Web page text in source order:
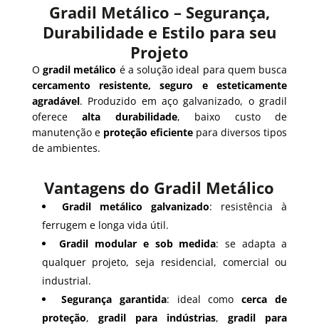
Gradil Metálico – Segurança,
Durabilidade e Estilo para seu
Projeto
Ogradil metálico é a solução ideal para quem busca
cercamento resistente, seguro e esteticamente
agradável. Produzido em aço galvanizado, o gradil
oferecealta durabilidade, baixo custo de
manutenção e proteção eficiente para diversos tipos
de ambientes.
Vantagens do Gradil Metálico
Gradil metálico galvanizado: resistência à
ferrugem e longa vida útil.
Gradil modular e sob medida: se adapta a
qualquer projeto, seja residencial, comercial ou
industrial.
Segurança garantida: ideal comocerca de
proteção, gradil para indústrias,gradil para